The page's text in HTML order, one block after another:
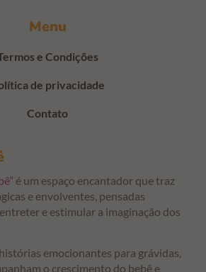
” é um espaço encantador que traz
e envolventes, pensadas
e estimular a imaginação dos
emocionantes para grávidas,
o crescimento do bebê e
Menu
e Condições
de privacidade
Contato